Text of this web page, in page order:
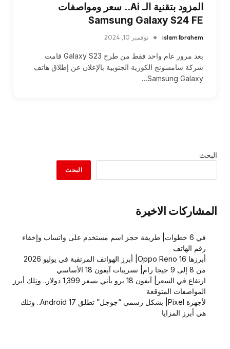
المزود بتقنية الـ Ai.. سعر ومواصفات
Samsung Galaxy S24 FE
islam Ibrahem نوفمبر 10, 2024
بعد مرور عام واحد فقط من طرح Galaxy S23 قامت
شركة سامسونج الكورية الجنوبية بالإعلان عن إطلاق هاتف
Samsung Galaxy…
البحث
البحث
المشاركات الاخيرة
في 6 خطوات| طريقة حجز اسم مستخدم على واتساب وإخفاء
رقم الهاتف
أبرزها Oppo Reno 16| أبرز الهواتف المرتقبة في يوليو 2026
من 8 إلى 9 جيجا رام| تسريبات آيفون 18 الأساسي
ارتفاع في السعر| آيفون 18 برو يأتي بسعر 1,399 دولار.. وتِلك أبرز
المواصفات المتوقعة
لأجهزة Pixel| بشكل رسمي “جوجل” تطلق Android 17.. وتلك
هي أبرز المزايا